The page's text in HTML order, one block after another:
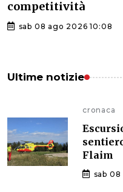
competitività
sab 08 ago 2026 10:08
Ultime notizie
cronaca
Flaim
sab